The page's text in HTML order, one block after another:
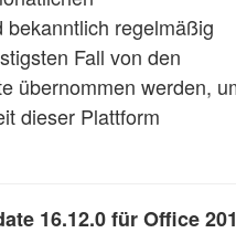
regelmäßig
Fall von den
übernommen werden,
dieser Plattform
16.12.0 für Office